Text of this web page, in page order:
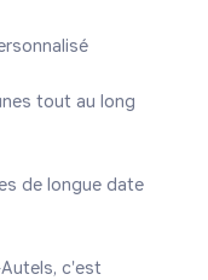
tout au long
de longue date
c'est